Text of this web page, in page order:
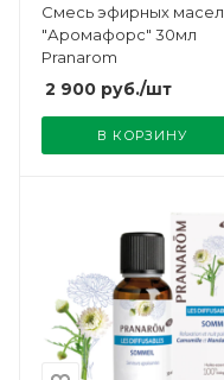
Смесь эфирных масел
"Аромафорс" 30мл
Pranarom
2 900 руб./шт
В КОРЗИНУ